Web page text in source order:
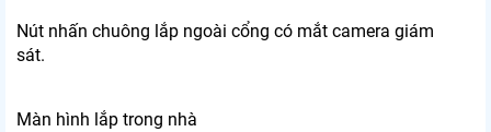
Nút nhấn chuông lắp ngoài cổng có mắt camera giám
sát.
Màn hình lắp trong nhà